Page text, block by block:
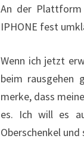
An der
IPHONE fest
Wenn ich jetzt
beim
merke, dass
es. Ich will es
Oberschenkel